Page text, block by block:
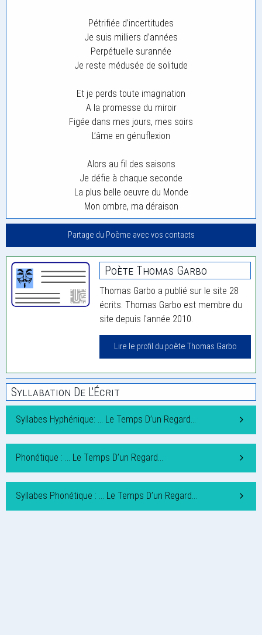
Pétrifiée d’incertitudes
Je suis milliers d’années
Perpétuelle surannée
Je reste médusée de solitude
Et je perds toute imagination
A la promesse du miroir
Figée dans mes jours, mes soirs
L’âme en génuflexion
Alors au fil des saisons
Je défie à chaque seconde
La plus belle oeuvre du Monde
Mon ombre, ma déraison
Partage du Poème avec vos contacts
Poète Thomas Garbo
Thomas Garbo a publié sur le site 28
écrits. Thomas Garbo est membre du
site depuis l'année 2010.
Lire le profil du poète Thomas Garbo
Syllabation De L'Écrit
Syllabes Hyphénique: … Le Temps D’un Regard…
Phonétique : … Le Temps D’un Regard…
Syllabes Phonétique : … Le Temps D’un Regard…